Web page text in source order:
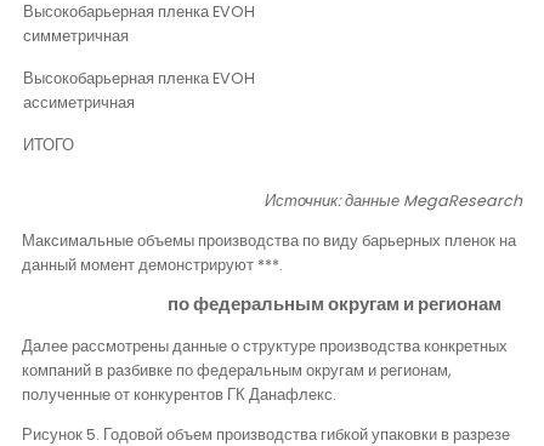
Высокобарьерная пленка EVOH
симметричная
Высокобарьерная пленка EVOH
ассиметричная
ИТОГО
Источник: данные MegaResearch
Максимальные объемы производства по виду барьерных пленок на
данный момент демонстрируют ***.
по федеральным округам и регионам
Далее рассмотрены данные о структуре производства конкретных
компаний в разбивке по федеральным округам и регионам,
полученные от конкурентов ГК Данафлекс.
Рисунок 5. Годовой объем производства гибкой упаковки в разрезе